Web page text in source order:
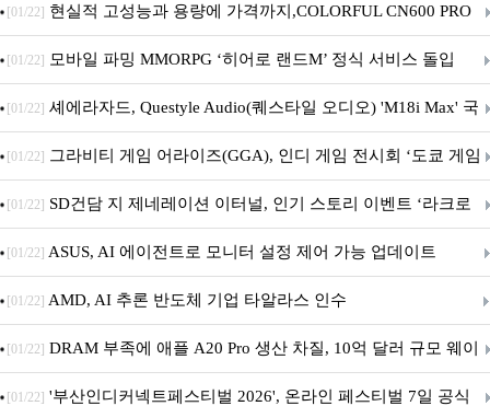
브랜드데이 기획전 진행
[01/22] 현실적 고성능과 용량에 가격까지,COLORFUL CN600 PRO
M.2 NVMe 디앤디컴 1TB
[01/22] 모바일 파밍 MMORPG ‘히어로 랜드M’ 정식 서비스 돌입
[01/22] 셰에라자드, Questyle Audio(퀘스타일 오디오) 'M18i Max' 국
내 정식 출시
[01/22] 그라비티 게임 어라이즈(GGA), 인디 게임 전시회 ‘도쿄 게임
던전 13’ 참가!
[01/22] SD건담 지 제네레이션 이터널, 인기 스토리 이벤트 ‘라크로
아의 용사’ 재개최 및 풍성한 기념 이벤트 실시!
[01/22] ASUS, AI 에이전트로 모니터 설정 제어 가능 업데이트
[01/22] AMD, AI 추론 반도체 기업 타알라스 인수
[01/22] DRAM 부족에 애플 A20 Pro 생산 차질, 10억 달러 규모 웨이
퍼 대기
[01/22] '부산인디커넥트페스티벌 2026', 온라인 페스티벌 7일 공식